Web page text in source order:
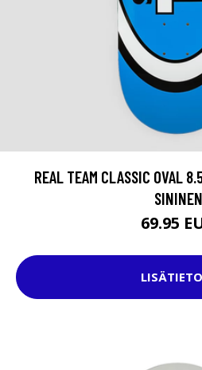
REAL TEAM CLASSIC OVAL
SININEN
69.95